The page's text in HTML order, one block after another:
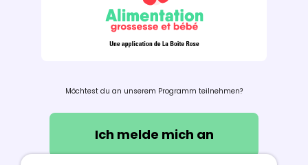
Möchtest du an unserem Programm teilnehmen?
Ich melde mich an